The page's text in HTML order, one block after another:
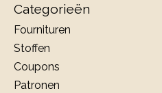
Categorieën
Fournituren
Stoffen
Coupons
Patronen